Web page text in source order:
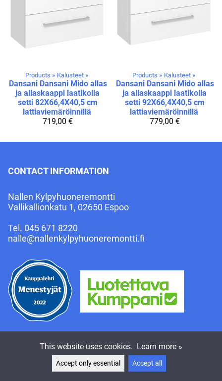
Products ‪» Kalusteet ‪»
Dansani Dansani Mido allas
ja allaskaappi laatikolla
setti 82X66,4X40,5 cm
lattiaviemäröinnillä
719,00 €
Products ‪» Kalusteet ‪»
Dansani Dansani Mido allas
ja allaskaappi laatikolla
setti 92X66,4X40,5 cm
lattiaviemäröinnillä
779,00 €
CONTACT INFORMATION
Nallen Kylpyhuoneremontti
Vallikallionkatu 1, 02650 Espoo
Tel. 045 671 8220
nalle@nallenkylpyhuoneremontti.fi
This website uses cookies. Learn more »
Accept only essential Accept all